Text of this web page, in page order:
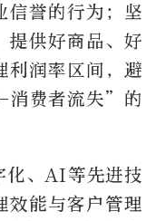
信誉的行为；坚
提供好商品、好
利润率区间，避
消费者流失”的
化、AI等先进技
效能与客户管理